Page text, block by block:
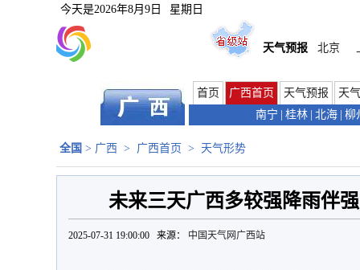
今天是2026年8月9日 星期日
天气预报 北京
首页 广西首页 天气预报
天
南宁
桂林 北海 柳
全国 > 广西 > 广西首页 > 天气形势
未来三天广西多较强降雨伴
2025-07-31 19:00:00 来源： 中国天气网广西站